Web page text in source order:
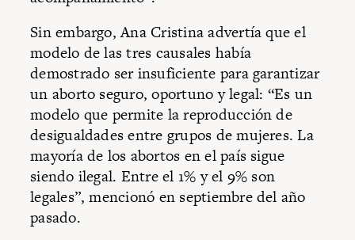
Sin embargo, Ana Cristina advertía que el
modelo de las tres causales había
demostrado ser insuficiente para garantizar
un aborto seguro, oportuno y legal: “Es un
modelo que permite la reproducción de
desigualdades entre grupos de mujeres. La
mayoría de los abortos en el país sigue
siendo ilegal. Entre el 1% y el 9% son
legales”, mencionó en septiembre del año
pasado.